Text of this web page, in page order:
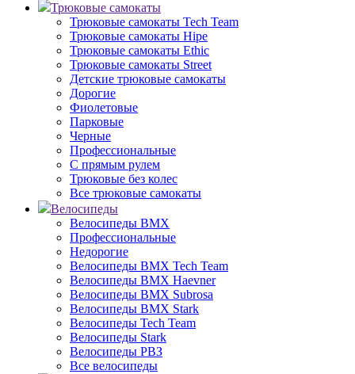
Трюковые самокаты
Трюковые самокаты Tech Team
Трюковые самокаты Hipe
Трюковые самокаты Ethic
Трюковые самокаты Street
Детские трюковые самокаты
Дорогие
Фиолетовые
Парковые
Черные
Профессиональные
С прямым рулем
Трюковые без колес
Все трюковые самокаты
Велосипеды
Велосипеды BMX
Профессиональные
Недорогие
Велосипеды BMX Tech Team
Велосипеды BMX Haevner
Велосипеды BMX Subrosa
Велосипеды BMX Stark
Велосипеды Tech Team
Велосипеды Stark
Велосипеды РВЗ
Все велосипеды